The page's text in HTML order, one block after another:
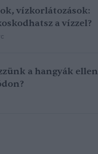
vízkorlátozások:
a vízzel?
a hangyák ellen